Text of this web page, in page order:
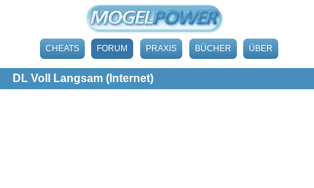
CHEATS FORUM PRAXIS BÜCHER ÜBER
DL Voll Langsam (Internet)